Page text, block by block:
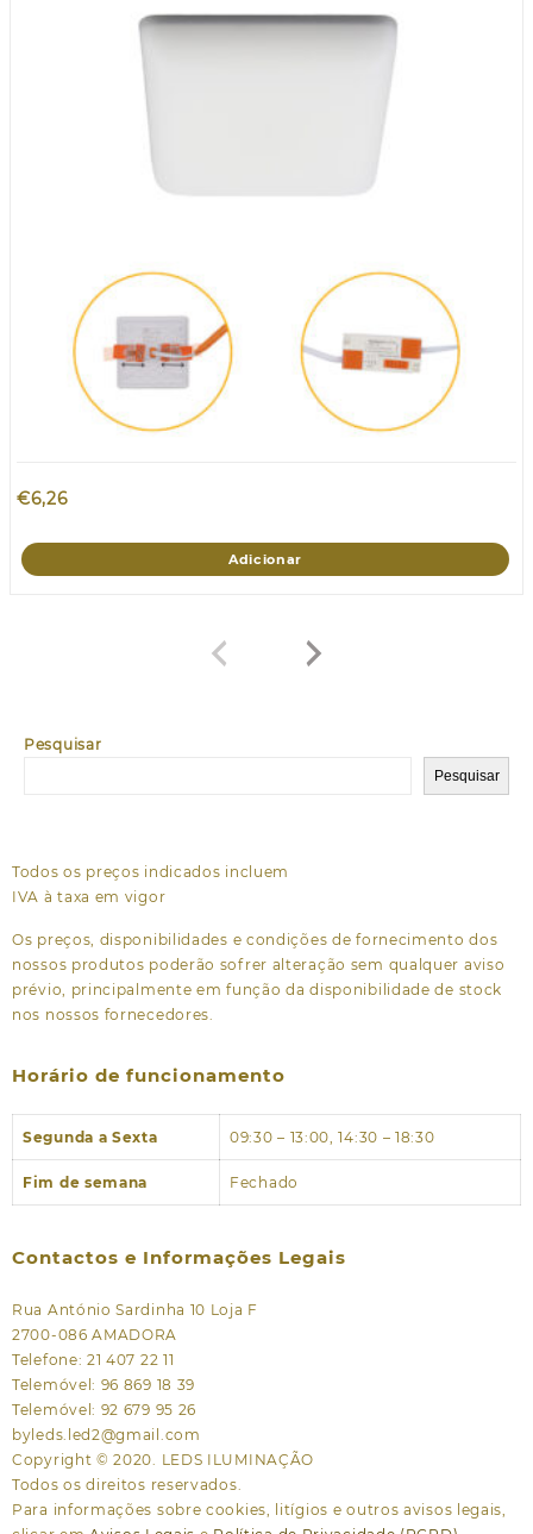
Pesquisar
Pesquisar
€6,26
Adicionar
Todos os preços indicados incluem
IVA à taxa em vigor
Os preços, disponibilidades e condições de fornecimento dos
nossos produtos poderão sofrer alteração sem qualquer aviso
prévio, principalmente em função da disponibilidade de stock
nos nossos fornecedores.
Horário de funcionamento
Segunda a Sexta 09:30 – 13:00, 14:30 – 18:30
Fim de semana Fechado
Contactos e Informações Legais
Rua António Sardinha 10 Loja F
2700-086 AMADORA
Telefone: 21 407 22 11
Telemóvel: 96 869 18 39
Telemóvel: 92 679 95 26
byleds.led2@gmail.com
Copyright © 2020. LEDS ILUMINAÇÃO
Todos os direitos reservados.
Para informações sobre cookies, litígios e outros avisos legais,